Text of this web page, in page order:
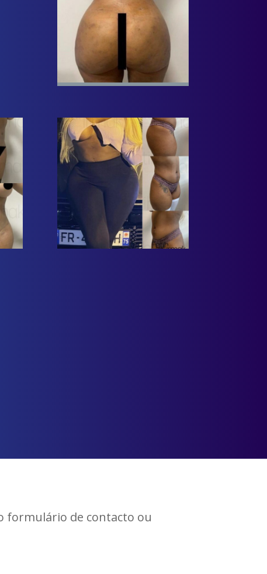
formulário de contacto ou